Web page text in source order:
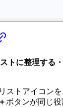
トに整理する
ストアイコンを
＋ ボタンが同じ